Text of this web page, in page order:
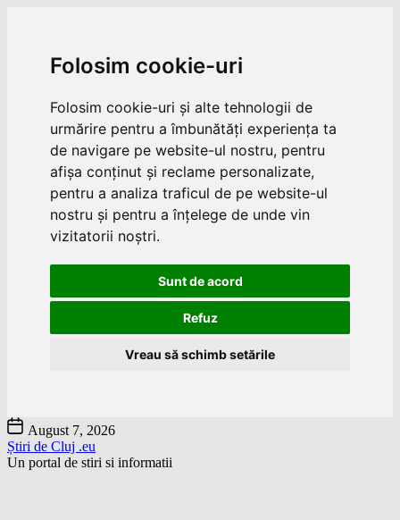
Folosim cookie-uri
Folosim cookie-uri și alte tehnologii de
urmărire pentru a îmbunătăți experiența ta
de navigare pe website-ul nostru, pentru
afișa conținut și reclame personalizate,
pentru a analiza traficul de pe website-ul
nostru și pentru a înțelege de unde vin
vizitatorii noștri.
Sunt de acord
Refuz
Vreau să schimb setările
Skip
to
the
content
August 7, 2026
Știri de Cluj .eu
Un portal de stiri si informatii